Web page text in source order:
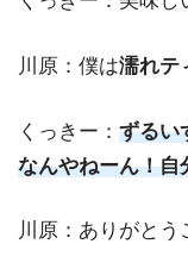
川原：僕は濡れテ
くっきー： ずるい
なんやねーん！自
川原：ありがとう